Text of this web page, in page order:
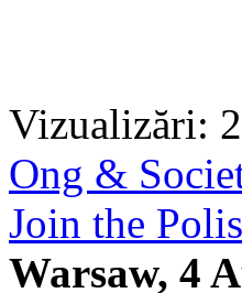
Vizualizări:
Ong &
Join the
Warsaw, 4